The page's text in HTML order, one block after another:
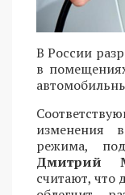
В России
в
изменения
режима,
Дмитрий
считают, что